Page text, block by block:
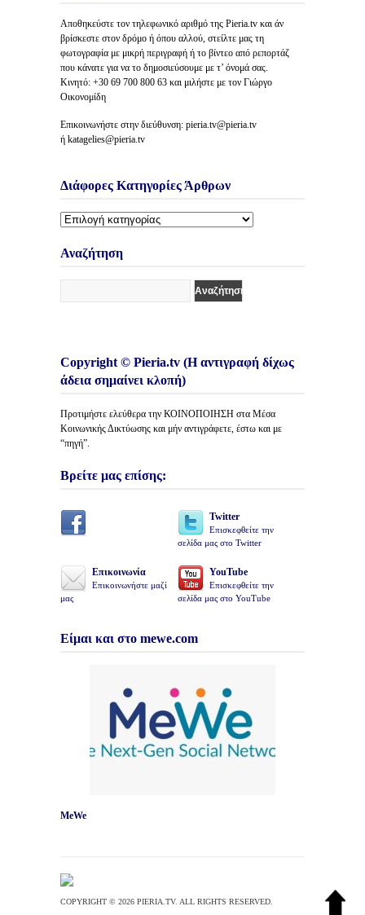
Αποθηκεύστε τον τηλεφωνικό αριθμό της Pieria.tv και άν
βρίσκεστε στον δρόμο ή όπου αλλού, στείλτε μας τη
φωτογραφία με μικρή περιγραφή ή το βίντεο από ρεπορτάζ
που κάνατε για να το δημοσιεύσουμε με τ’ όνομά σας.
Κινητό: +30 69 700 800 63 και μιλήστε με τον Γιώργο
Οικονομίδη
Επικοινωνήστε στην διεύθυνση: pieria.tv@pieria.tv
ή katagelies@pieria.tv
Διάφορες Κατηγορίες Άρθρων
Διάφορες
Άρθρων
Αναζήτηση
Copyright © Pieria.tv (Η αντιγραφή δίχως
άδεια σημαίνει κλοπή)
Προτιμήστε ελεύθερα την ΚΟΙΝΟΠΟΙΗΣΗ στα Μέσα
Κοινωνικής Δικτύωσης και μήν αντιγράφετε, έστω και με
“πηγή”.
Βρείτε μας επίσης:
Twitter
Επισκεφθείτε την
σελίδα μας στο Twitter
Επικοινωνία
Επικοινωνήστε μαζί
μας
YouTube
Επισκεφθείτε την
σελίδα μας στο YouTube
Είμαι και στο mewe.com
MeWe
COPYRIGHT © 2026 PIERIA.TV. ALL RIGHTS RESERVED.